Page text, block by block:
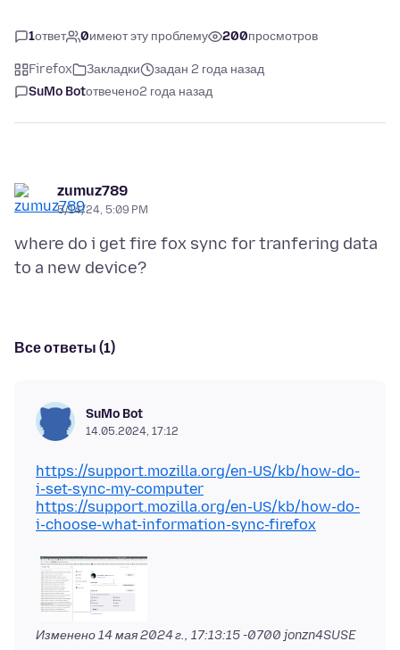
1ответ 0имеют эту проблему 200просмотров
Firefox Закладки
задан 2 года назад
SuMo Botотвечено2 года назад
zumuz789
5/14/24, 5:09 PM
where do i get fire fox sync for tranfering data
Все ответы (1)
SuMo Bot
14.05.2024, 17:12
https://support.mozilla.org/en-US/kb/how-do-
i-set-sync-my-computer
https://support.mozilla.org/en-US/kb/how-do-
i-choose-what-information-sync-firefox
Изменено14 мая 2024 г., 17:13:15 -0700 jonzn4SUSE